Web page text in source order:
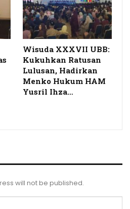
Wisuda XXXVII UBB:
Kukuhkan Ratusan
Lulusan, Hadirkan
Menko Hukum HAM
Yusril Ihza…
will not be published.